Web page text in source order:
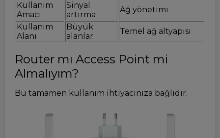
Kullanım
Amacı
Sinyal
artırma
Ağ yönetimi
Kullanım
Alanı
Büyük
alanlar
Temel ağ altyapısı
Router mı Access Point mi
Almalıyım?
Bu tamamen kullanım ihtiyacınıza bağlıdır.